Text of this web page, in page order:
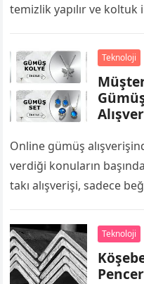
temizlik yapılır ve
Teknoloji
Online gümüş
verdiği konuların
takı alışverişi, sadece
Teknoloji